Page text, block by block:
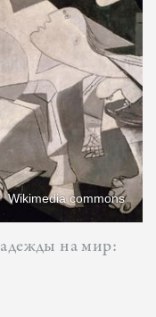
Wikimedia commons
на мир: